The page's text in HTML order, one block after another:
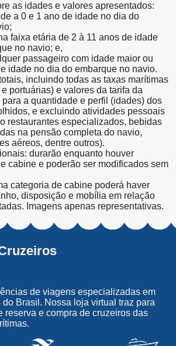
as idades e valores apresentados:
a 0 e 1 ano de idade no dia do
faixa etária de 2 à 11 anos de idade
no navio; e,
passageiro com idade maior ou
idade no dia do embarque no navio.
incluindo todas as taxas marítimas
portuárias) e valores da tarifa da
a quantidade e perfil (idades) dos
e excluindo atividades pessoais
restaurantes especializados, bebidas
na pensão completa do navio,
aéreos, dentre outros).
durarão enquanto houver
cabine e poderão ser modificados sem
categoria de cabine poderá haver
disposição e mobília em relação
Imagens apenas representativas.
de viagens especializadas em
Brasil. Nossa loja virtual traz para
reserva e compra de cruzeiros das